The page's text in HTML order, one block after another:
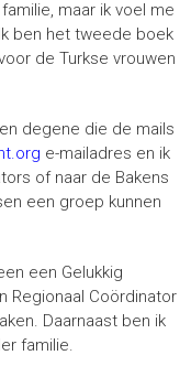
maar ik voel me
ben het tweede boek
de Turkse vrouwen
degene die de mails
e-mailadres en ik
of naar de Bakens
een groep kunnen
een Gelukkig
Regionaal Coördinator
Daarnaast ben ik
familie.